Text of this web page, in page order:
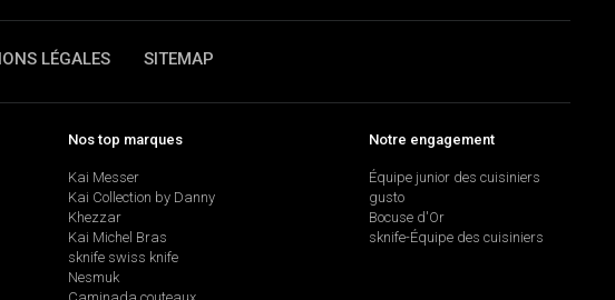
LÉGALES SITEMAP
Nos top marques
Kai Messer
Kai Collection by Danny
Khezzar
Kai Michel Bras
sknife swiss knife
Nesmuk
Notre engagement
Équipe junior des cuisiniers
gusto
Bocuse d'Or
sknife-Équipe des cuisiniers